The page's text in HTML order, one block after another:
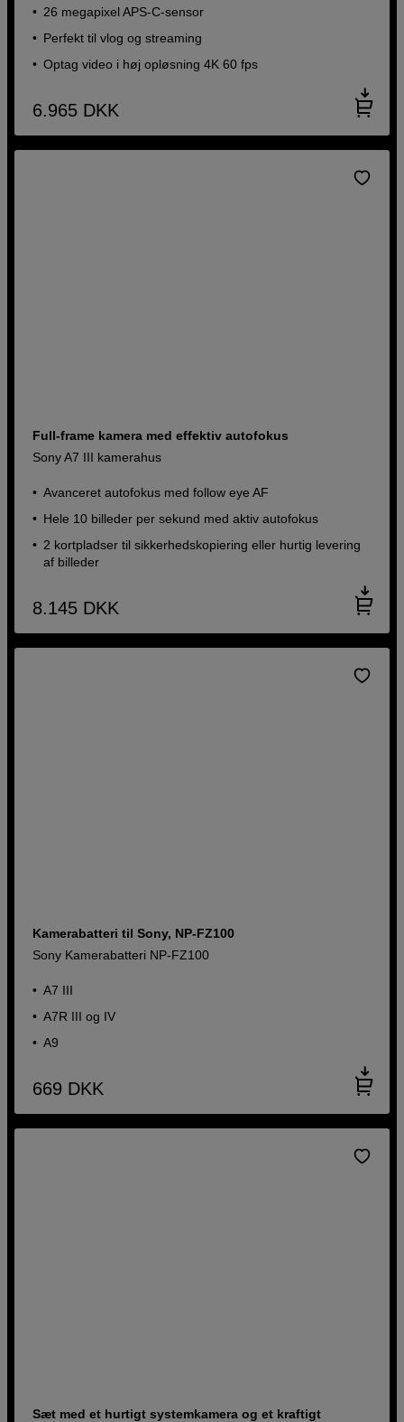
26 megapixel APS-C-sensor
Perfekt til vlog og streaming
Optag video i høj opløsning 4K 60 fps
6.965 DKK
Full-frame kamera med effektiv autofokus
Sony A7 III kamerahus
Avanceret autofokus med follow eye AF
Hele 10 billeder per sekund med aktiv autofokus
2 kortpladser til sikkerhedskopiering eller hurtig levering
af billeder
8.145 DKK
Kamerabatteri til Sony, NP-FZ100
Sony Kamerabatteri NP-FZ100
A7 III
A7R III og IV
A9
669 DKK
Sæt med et hurtigt systemkamera og et kraftigt